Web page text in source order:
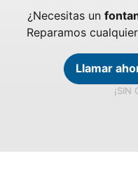
¿Necesitas un
Reparamos
Llamar
¡SIN